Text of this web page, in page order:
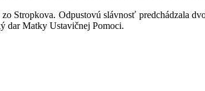
Stropkova. Odpustovú slávnosť predchádzala
dar Matky Ustavičnej Pomoci.